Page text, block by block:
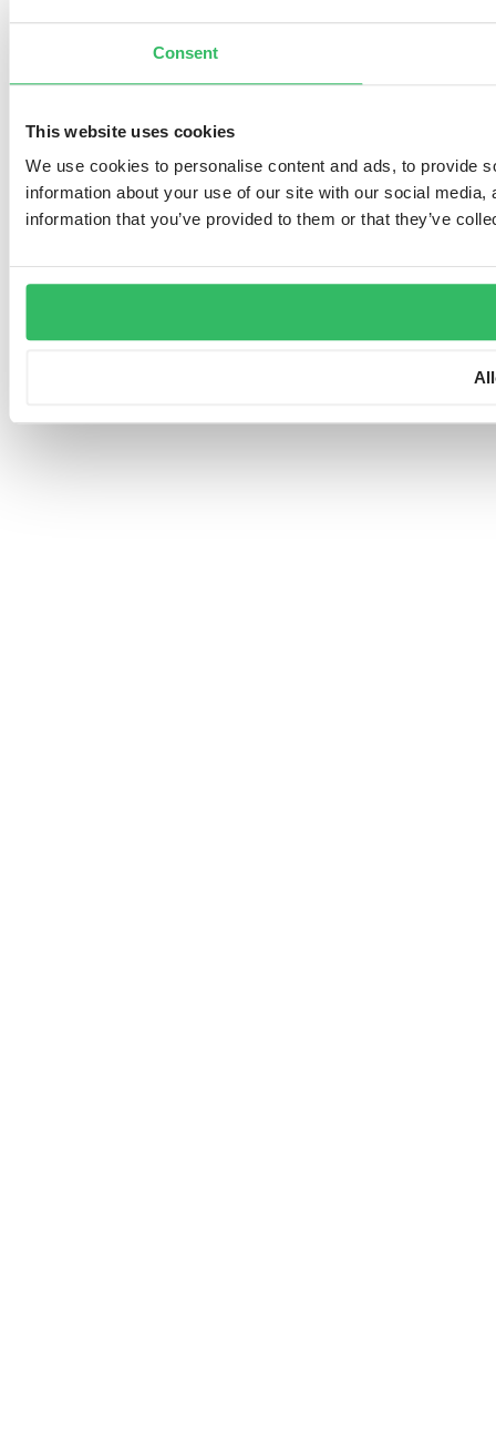
Consent
This website uses cookies
We use cookies to personalise content and ads, to provide
information about your use of our site with our social
information that you’ve provided to them or that they’ve